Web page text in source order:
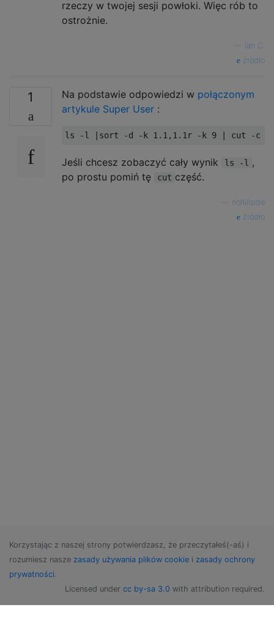
rzeczy w twojej sesji powłoki. Więc rób to
ostrożnie.
Ian C.
źródło
1 Na podstawie odpowiedzi w połączonym
artykule Super User :
ls -l | sort -d -k 1.1 , 1.1r -k 9 | cut -c
Jeśli chcesz zobaczyć cały wynik ls -l
,
po prostu pomiń tę
cut część.
nohillside
źródło
Korzystając z naszej strony potwierdzasz, że przeczytałeś(-aś) i
rozumiesz nasze zasady używania plików cookie i zasady ochrony
prywatności.
Licensed under cc by-sa 3.0 with attribution required.